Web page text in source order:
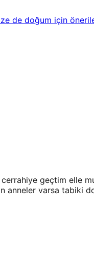
de doğum için
cerrahiye geçtim elle
anneler varsa tabiki